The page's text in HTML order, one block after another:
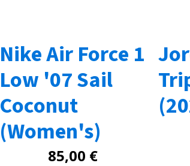
Nike Air Force 1
Low '07 Sail
Coconut
(Women's)
85,00 €